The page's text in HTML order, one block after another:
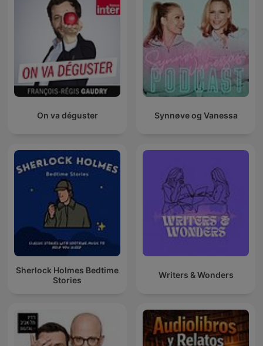
On va déguster Synnøve og Vanessa
Sherlock Holmes Bedtime
Stories
Writers & Wonders